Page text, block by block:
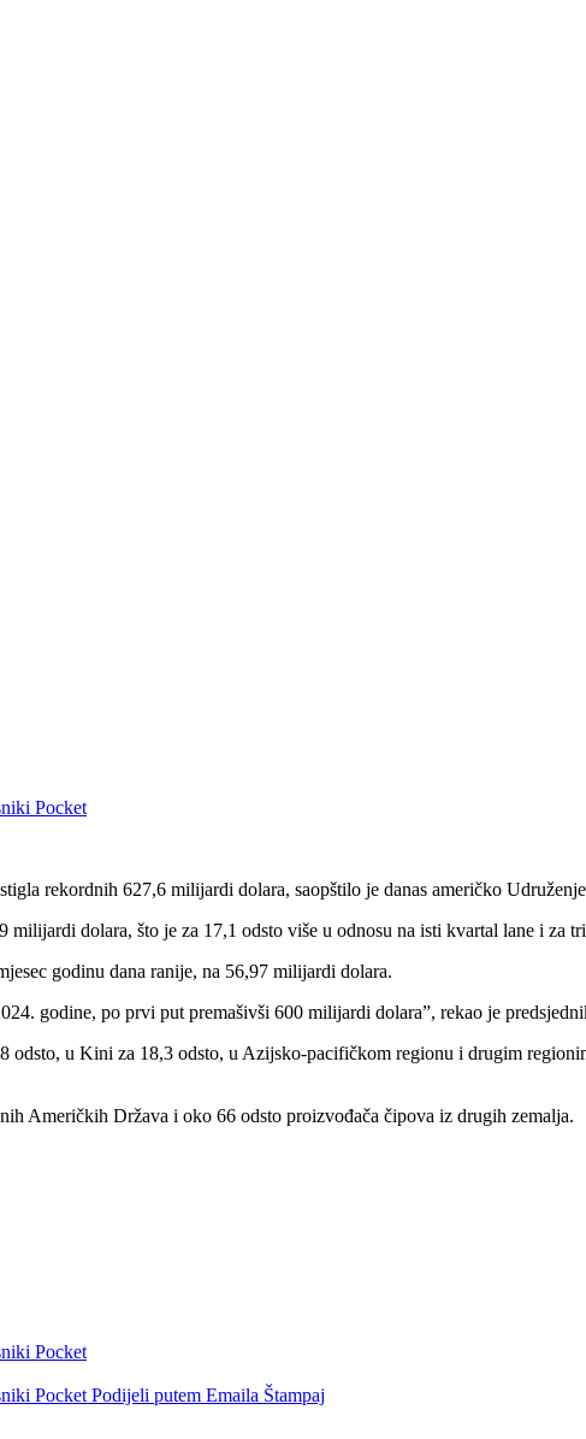
Pocket
rekordnih 627,6 milijardi dolara, saopštilo je danas američko
dolara, što je za 17,1 odsto više u odnosu na isti kvartal lane i za
godinu dana ranije, na 56,97 milijardi dolara.
godine, po prvi put premašivši 600 milijardi dolara”, rekao je
u Kini za 18,3 odsto, u Azijsko-pacifičkom regionu i drugim
Američkih Država i oko 66 odsto proizvođača čipova iz drugih zemalja.
Pocket
Pocket Podijeli putem Emaila Štampaj